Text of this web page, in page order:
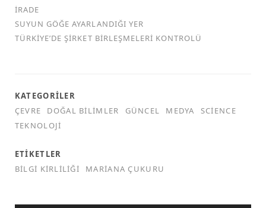
İRADE
SUYUN GÖĞE AYARLANDIĞI YER
TÜRKİYE’DE ŞİRKET BİRLEŞMELERİ KONTROLÜ
KATEGORILER
ÇEVRE
DOĞAL BILIMLER GÜNCEL MEDYA
SCIENCE
TEKNOLOJI
ETIKETLER
BILGI KIRLILIĞI
MARIANA ÇUKURU